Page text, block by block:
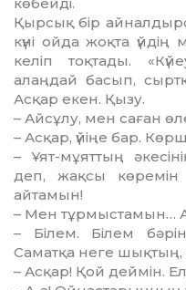
көбейді.
Қырсық бір
күні ойда жоқта
келіп тоқтады.
алаңдай басып,
Асқар екен. Қызу.
– Айсұлу, мен саған
– Асқар, үйіңе бар.
– Ұят-мұяттың
деп, жақсы
айтамын!
– Мен тұрмыстамын…
– Білем. Білем
Саматқа неге шық­тың,
– Асқар! Қой деймін.